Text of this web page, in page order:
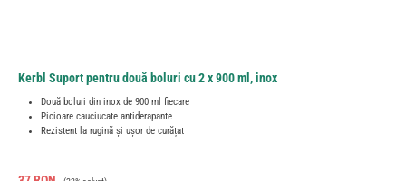
Kerbl Suport pentru două boluri cu 2 x 900 ml, inox
Două boluri din inox de 900 ml fiecare
Picioare cauciucate antiderapante
Rezistent la rugină și ușor de curățat
Preț obișnuit: